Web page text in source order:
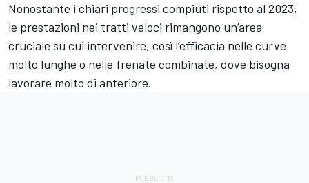
Nonostante i chiari progressi compiuti rispetto al 2023,
le prestazioni nei tratti veloci rimangono un’area
cruciale su cui intervenire, così l’efficacia nelle curve
molto lunghe o nelle frenate combinate, dove bisogna
lavorare molto di anteriore.